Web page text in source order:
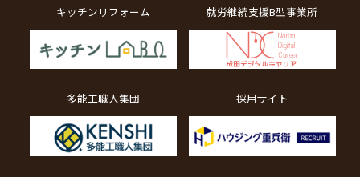
キッチンリフォーム 就労継続支援B型事業所
多能工職人集団 採用サイト